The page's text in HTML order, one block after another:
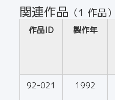
関連作品 （1 作品）
作品ID 製作年
92-021 1992